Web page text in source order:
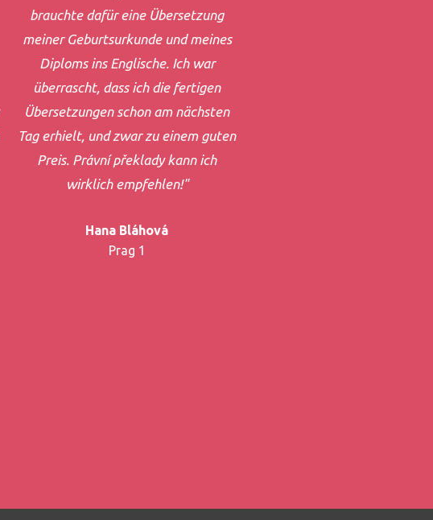
brauchte dafür eine Übersetzung
meiner Geburtsurkunde und meines
Diploms ins Englische. Ich war
überrascht, dass ich die fertigen
Übersetzungen schon am nächsten
Tag erhielt, und zwar zu einem guten
Preis. Právní překlady kann ich
wirklich empfehlen!"
Hana Bláhová
Prag 1